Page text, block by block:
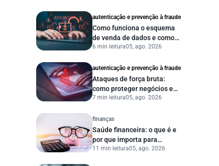
autenticação e prevenção à fraude
Como funciona o esquema
de venda de dados e como
proteger sua empresa?
6 min leitura05, ago. 2026
autenticação e prevenção à fraude
Ataques de força bruta:
como proteger negócios e
dados digitais
7 min leitura05, ago. 2026
finanças
Saúde financeira: o que é e
por que importa para
pessoas e empresas?
11 min leitura05, ago. 2026